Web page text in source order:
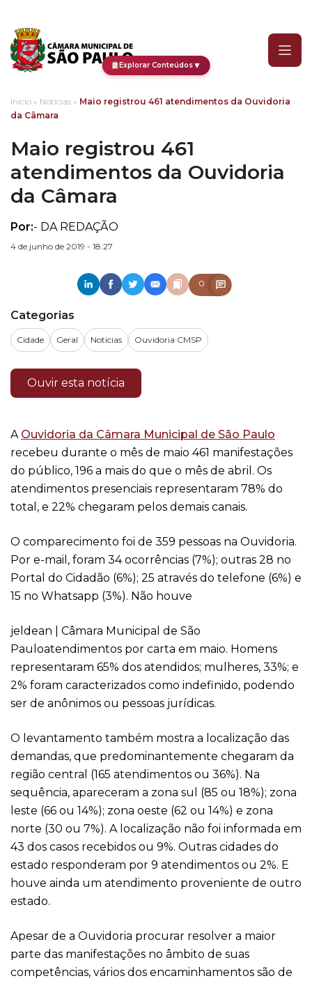
Explorar Conteúdos▼
Início » Notícias » Maio registrou 461 atendimentos da Ouvidoria
da Câmara
Maio registrou 461
atendimentos da Ouvidoria
da Câmara
Por:- DA REDAÇÃO
4 de junho de 2019 - 18:27
0
Categorias
Cidade Geral Notícias Ouvidoria CMSP
Ouvir esta notícia
A Ouvidoria da Câmara Municipal de São Paulo
recebeu durante o mês de maio 461 manifestações
do público, 196 a mais do que o mês de abril. Os
atendimentos presenciais representaram 78% do
total, e 22% chegaram pelos demais canais.
O comparecimento foi de 359 pessoas na Ouvidoria.
Por e-mail, foram 34 ocorrências (7%); outras 28 no
Portal do Cidadão (6%); 25 através do telefone (6%) e
15 no Whatsapp (3%). Não houve
jeldean | Câmara Municipal de São
Pauloatendimentos por carta em maio. Homens
representaram 65% dos atendidos; mulheres, 33%; e
2% foram caracterizados como indefinido, podendo
ser de anônimos ou pessoas jurídicas.
O levantamento também mostra a localização das
demandas, que predominantemente chegaram da
região central (165 atendimentos ou 36%). Na
sequência, apareceram a zona sul (85 ou 18%); zona
leste (66 ou 14%); zona oeste (62 ou 14%) e zona
norte (30 ou 7%). A localização não foi informada em
43 dos casos recebidos ou 9%. Outras cidades do
estado responderam por 9 atendimentos ou 2%. E
houve ainda um atendimento proveniente de outro
estado.
Apesar de a Ouvidoria procurar resolver a maior
parte das manifestações no âmbito de suas
competências, vários dos encaminhamentos são de